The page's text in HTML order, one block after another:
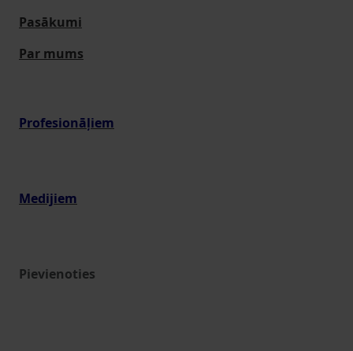
Pasākumi
Par mums
Profesionāļiem
Medijiem
Pievienoties